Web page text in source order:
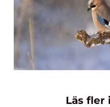
Läs fler